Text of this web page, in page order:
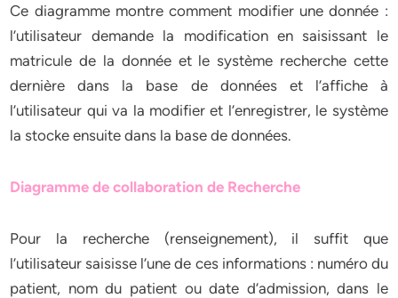
Ce diagramme montre comment modifier une donnée :
l’utilisateur demande la modification en saisissant le
matricule de la donnée et le système recherche cette
dernière dans la base de données et l’affiche à
l’utilisateur qui va la modifier et l’enregistrer, le système
la stocke ensuite dans la base de données.
Diagramme de collaboration de Recherche
Pour la recherche (renseignement), il suffit que
l’utilisateur saisisse l’une de ces informations : numéro du
patient, nom du patient ou date d’admission, dans le